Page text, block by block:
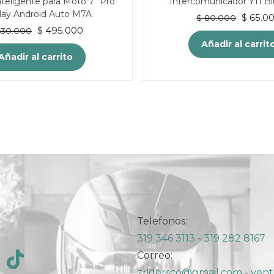
Android Auto M7A
El
precio
original
era:
$ 495.000El
actual
es:
al carrito
$80.000
El
precio
era:
$
Añadir al
Telefonos:
319 346 3113 -319 282 8167
Correo: